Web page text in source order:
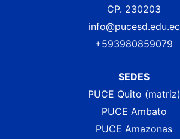
CP. 230203
info@pucesd.edu.ec
+593980859079
SEDES
PUCE Quito (matriz)
PUCE Ambato
PUCE Amazonas